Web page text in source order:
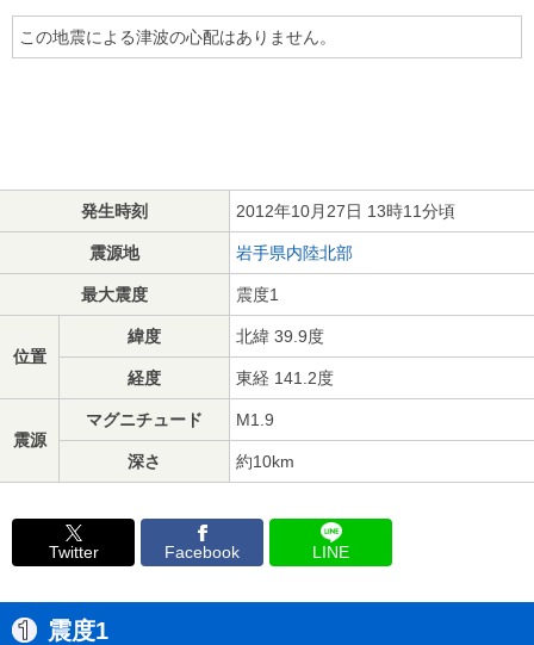
この地震による津波の心配はありません。
発生時刻 2012年10月27日 13時11分頃
震源地 岩手県内陸北部
最大震度 震度1
位置
緯度 北緯 39.9度
経度 東経 141.2度
震源
マグニチュード M1.9
深さ 約10km
Twitter Facebook LINE
震度1